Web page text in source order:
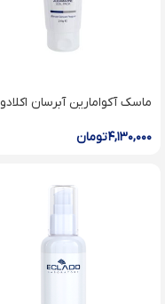
ماسک آکوامارین آبرسان اکلادو
۴,۱۳۰,۰۰۰تومان